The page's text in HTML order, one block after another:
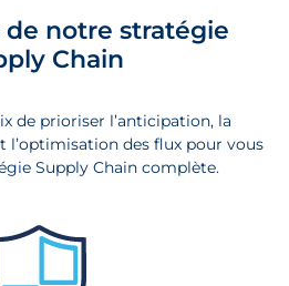
de notre stratégie
Chain
de prioriser l’anticipation, la
l’optimisation des flux pour vous
Supply Chain complète.